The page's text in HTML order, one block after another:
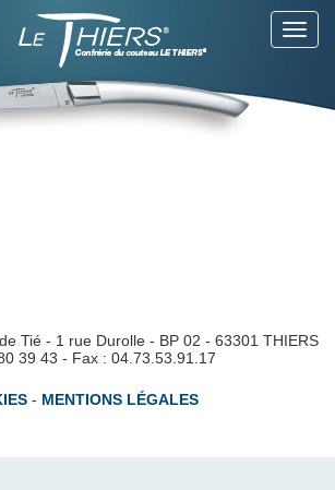
Tié - 1 rue Durolle - BP 02 - 63301 THIERS
39 43 - Fax : 04.73.53.91.17
- MENTIONS LÉGALES